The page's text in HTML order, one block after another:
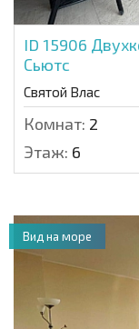
ID 15906
Сьютс
Святой Влас
Комнат: 2
Этаж: 6
Вид на море